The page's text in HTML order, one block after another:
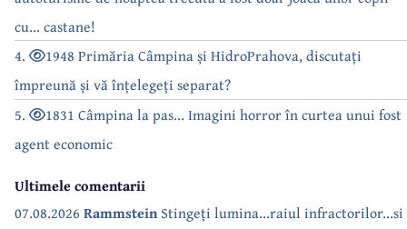
cu... castane!
4.
1948 Primăria Câmpina și HidroPrahova, discutați
împreună și vă înțelegeți separat?
5.
1831 Câmpina la pas... Imagini horror în curtea unui fost
agent economic
Ultimele comentarii
07.08.2026 RammsteinStingeți lumina...raiul infractorilor...si